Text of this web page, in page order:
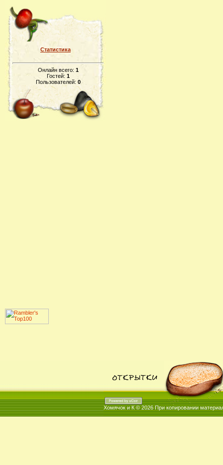
Статистика
Онлайн всего: 1
Гостей: 1
Пользователей: 0
Хомячок и К © 2026При копировании